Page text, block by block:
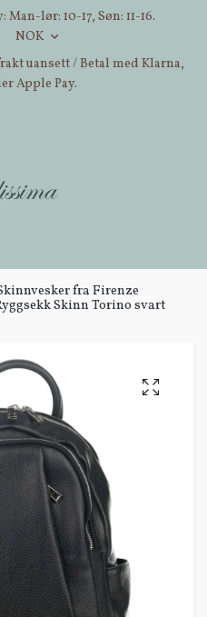
lør: 10-17, Søn: 11-16.
NOK
uansett / Betal med Klarna,
Apple Pay.
fra Firenze
Skinn Torino svart